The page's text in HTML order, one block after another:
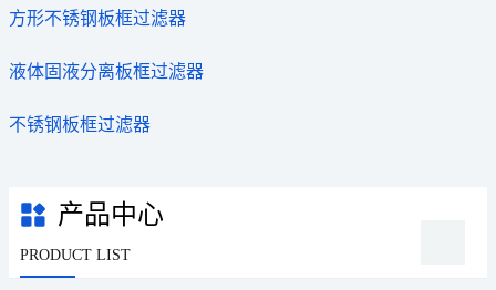
方形不锈钢板框过滤器
液体固液分离板框过滤器
不锈钢板框过滤器
产品中心
PRODUCT LIST